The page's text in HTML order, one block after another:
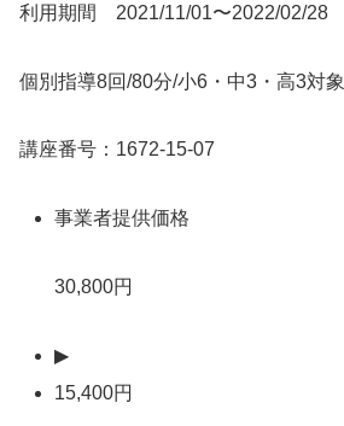
利用期間 2021/11/01〜2022/02/28
個別指導8回/80分/小6・中3・高3対象
講座番号：1672-15-07
事業者提供価格
30,800円
▶
15,400円